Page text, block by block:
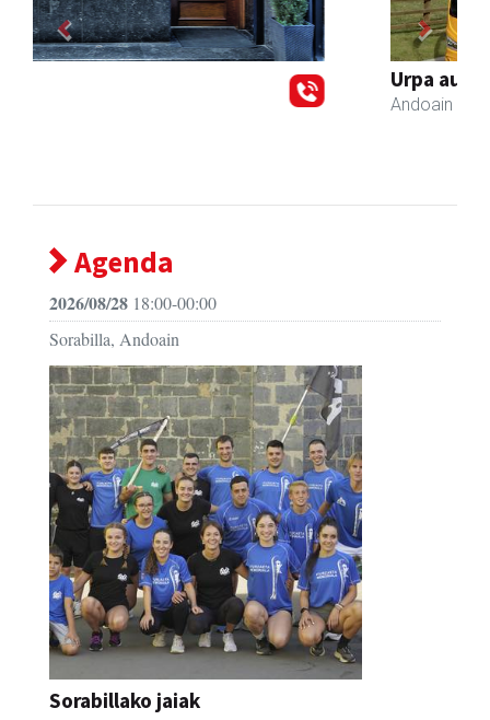
Previous Next
Agenda
2026/08/28 18:00-00:00
Sorabilla, Andoain
Sorabillako jaiak